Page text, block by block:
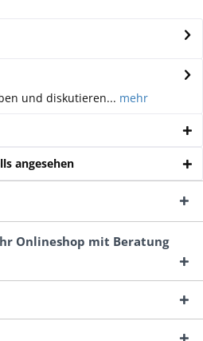
und diskutieren... mehr
angesehen
Onlineshop mit Beratung